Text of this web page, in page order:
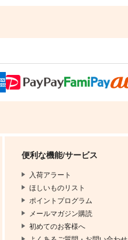
便利な機能/サービス
入荷アラート
ほしいものリスト
ポイントプログラム
メールマガジン購読
初めてのお客様へ